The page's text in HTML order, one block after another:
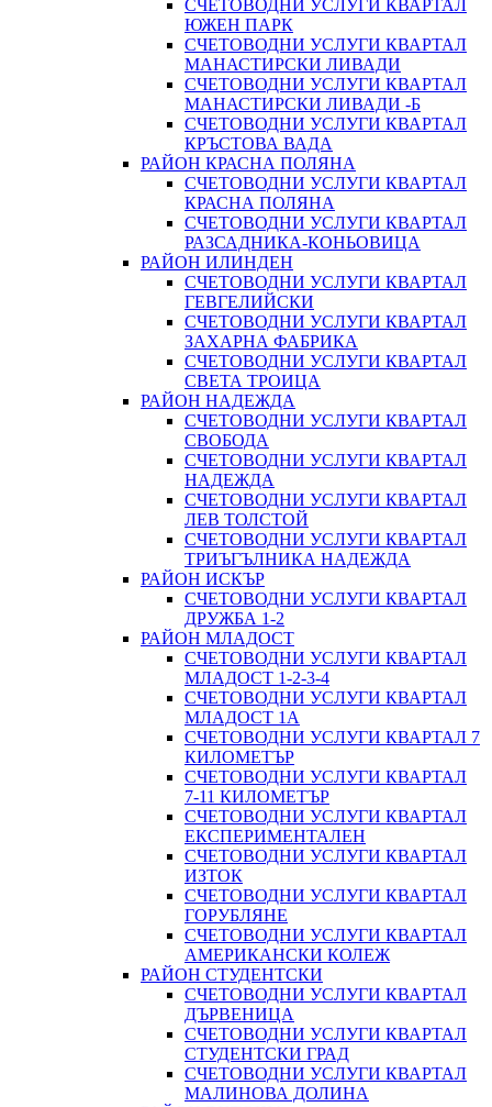
СЧЕТОВОДНИ УСЛУГИ КВАРТАЛ
ЮЖЕН ПАРК
СЧЕТОВОДНИ УСЛУГИ КВАРТАЛ
МАНАСТИРСКИ ЛИВАДИ
СЧЕТОВОДНИ УСЛУГИ КВАРТАЛ
МАНАСТИРСКИ ЛИВАДИ -Б
СЧЕТОВОДНИ УСЛУГИ КВАРТАЛ
КРЪСТОВА ВАДА
РАЙОН КРАСНА ПОЛЯНА
СЧЕТОВОДНИ УСЛУГИ КВАРТАЛ
КРАСНА ПОЛЯНА
СЧЕТОВОДНИ УСЛУГИ КВАРТАЛ
РАЗСАДНИКА-КОНЬОВИЦА
РАЙОН ИЛИНДЕН
СЧЕТОВОДНИ УСЛУГИ КВАРТАЛ
ГЕВГЕЛИЙСКИ
СЧЕТОВОДНИ УСЛУГИ КВАРТАЛ
ЗАХАРНА ФАБРИКА
СЧЕТОВОДНИ УСЛУГИ КВАРТАЛ
СВЕТА ТРОИЦА
РАЙОН НАДЕЖДА
СЧЕТОВОДНИ УСЛУГИ КВАРТАЛ
СВОБОДА
СЧЕТОВОДНИ УСЛУГИ КВАРТАЛ
НАДЕЖДА
СЧЕТОВОДНИ УСЛУГИ КВАРТАЛ
ЛЕВ ТОЛСТОЙ
СЧЕТОВОДНИ УСЛУГИ КВАРТАЛ
ТРИЪГЪЛНИКА НАДЕЖДА
РАЙОН ИСКЪР
СЧЕТОВОДНИ УСЛУГИ КВАРТАЛ
ДРУЖБА 1-2
РАЙОН МЛАДОСТ
СЧЕТОВОДНИ УСЛУГИ КВАРТАЛ
МЛАДОСТ 1-2-3-4
СЧЕТОВОДНИ УСЛУГИ КВАРТАЛ
МЛАДОСТ 1А
СЧЕТОВОДНИ УСЛУГИ КВАРТАЛ 7
КИЛОМЕТЪР
СЧЕТОВОДНИ УСЛУГИ КВАРТАЛ
7-11 КИЛОМЕТЪР
СЧЕТОВОДНИ УСЛУГИ КВАРТАЛ
ЕКСПЕРИМЕНТАЛЕН
СЧЕТОВОДНИ УСЛУГИ КВАРТАЛ
ИЗТОК
СЧЕТОВОДНИ УСЛУГИ КВАРТАЛ
ГОРУБЛЯНЕ
СЧЕТОВОДНИ УСЛУГИ КВАРТАЛ
АМЕРИКАНСКИ КОЛЕЖ
РАЙОН СТУДЕНТСКИ
СЧЕТОВОДНИ УСЛУГИ КВАРТАЛ
ДЪРВЕНИЦА
СЧЕТОВОДНИ УСЛУГИ КВАРТАЛ
СТУДЕНТСКИ ГРАД
СЧЕТОВОДНИ УСЛУГИ КВАРТАЛ
МАЛИНОВА ДОЛИНА